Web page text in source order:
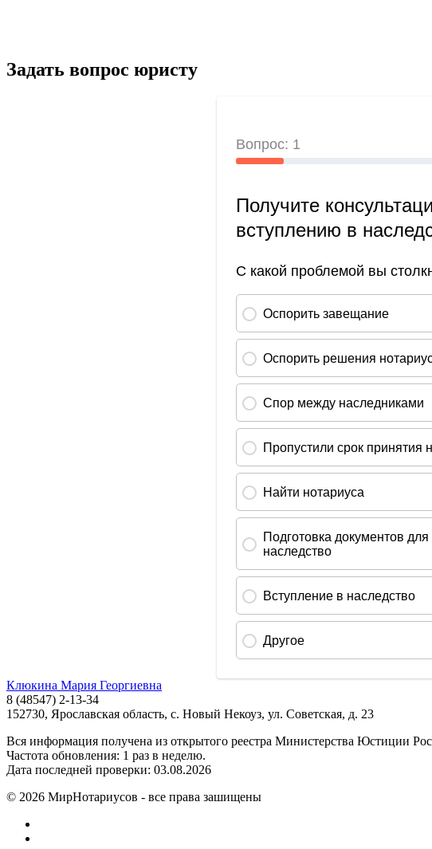
Задать вопрос юристу
Клюкина Мария Георгиевна
8 (48547) 2-13-34
152730, Ярославская область, с. Новый Некоуз, ул. Советская, д. 23
Вся информация получена из открытого реестра Министерства Юстиции
Частота обновления: 1 раз в неделю.
Дата последней проверки: 03.08.2026
© 2026 МирНотариусов - все права зашищены